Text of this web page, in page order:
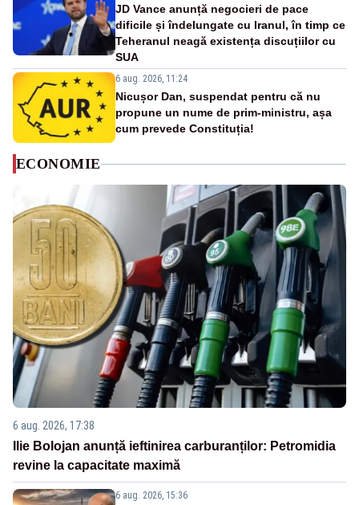
JD Vance anunță negocieri de pace
dificile și îndelungate cu Iranul, în timp ce
Teheranul neagă existența discuțiilor cu
SUA
6 aug. 2026, 11:24
Nicușor Dan, suspendat pentru că nu
propune un nume de prim-ministru, așa
cum prevede Constituția!
ECONOMIE
6 aug. 2026, 17:38
Ilie Bolojan anunță ieftinirea carburanților: Petromidia
revine la capacitate maximă
6 aug. 2026, 15:36